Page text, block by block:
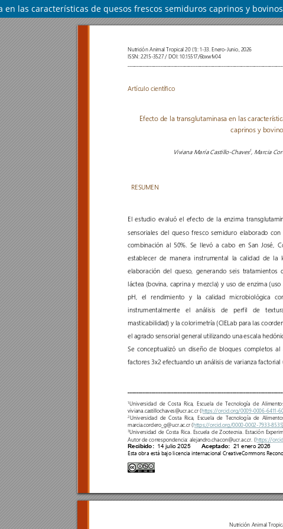
en las características de quesos frescos semiduros caprinos y bovinos